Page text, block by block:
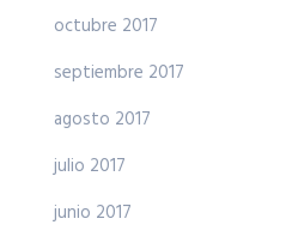
octubre 2017
septiembre 2017
agosto 2017
julio 2017
junio 2017